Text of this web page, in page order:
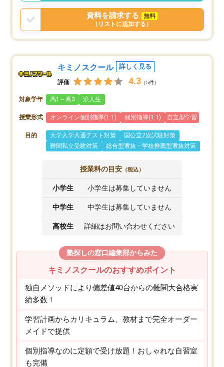
戻せ、授業内容や講師の方は良かった
と思います。
資料を請求する
無料
（リストに追加する）
キミノスクール 詳しく見る
評価 4.3 （5件）
対象学年 高1～高3 浪人生
授業形式 オンライン個別指導(1:1) 個別指導(1:1) 自立型学習
目的 大学入学共通テスト対策
国公立2次試験対策
難関私立受験対策
総合型選抜・学校推薦型選抜対策
授業料の目安 （税込）
小学生 小学生は募集していません
中学生 中学生は募集していません
高校生 詳細はお問い合わせください
塾探しの窓口編集部からみた
キミノスクールのおすすめポイント
独自メソッドにより偏差値40台からの難関大合格実
績多数！
学習計画からカリキュラム、教材まで完全オーダー
メイドで提供
個別指導なのに定額で受け放題！おしゃれな自習室
も完備